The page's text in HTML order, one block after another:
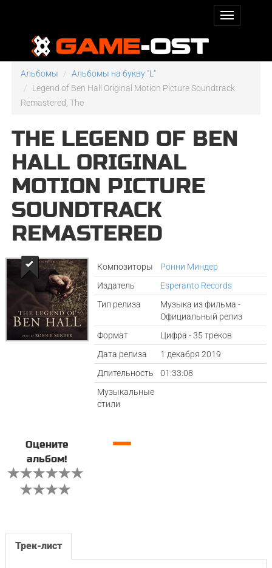
Альбомы
Альбомы на букву "L"
Legend of Ben Hall Original Motion Picture Soundtrack
Remastered, The
THE LEGEND OF BEN
HALL ORIGINAL
MOTION PICTURE
SOUNDTRACK
REMASTERED
Композиторы
Ронни Миндер
Издатель
Esperanto Records
Тип релиза
Музыка из фильма -
Официальный релиз
Формат
Цифра - 35 треков
Дата релиза
1 декабря 2019
Длительность
01:33:08
Музыкальные
стили
Оцените
альбом!
—
Трек-лист